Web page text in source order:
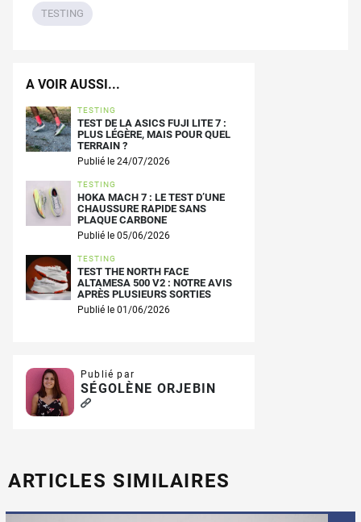
TESTING
A VOIR AUSSI...
TESTING
TEST DE LA ASICS FUJI LITE 7 :
PLUS LÉGÈRE, MAIS POUR QUEL
TERRAIN ?
Publié le 24/07/2026
TESTING
HOKA MACH 7 : LE TEST D’UNE
CHAUSSURE RAPIDE SANS
PLAQUE CARBONE
Publié le 05/06/2026
TESTING
TEST THE NORTH FACE
ALTAMESA 500 V2 : NOTRE AVIS
APRÈS PLUSIEURS SORTIES
Publié le 01/06/2026
Publié par
SÉGOLÈNE ORJEBIN
ARTICLES SIMILAIRES